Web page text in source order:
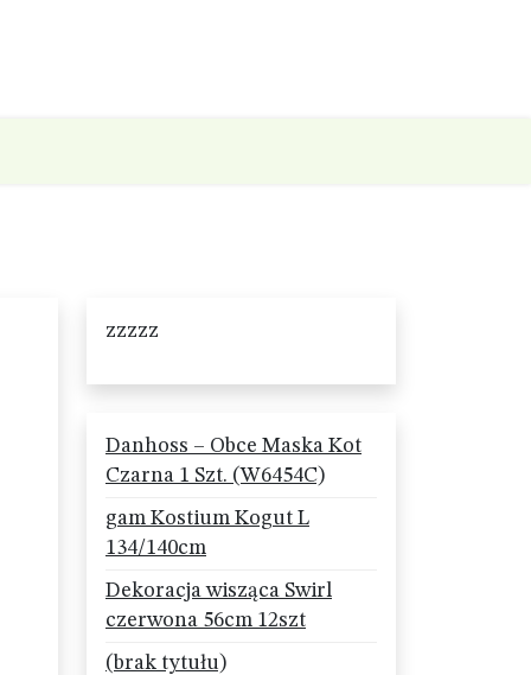
zzzzz
Danhoss – Obce Maska Kot
Czarna 1 Szt. (W6454C)
gam Kostium Kogut L
134/140cm
Dekoracja wisząca Swirl
czerwona 56cm 12szt
(brak tytułu)